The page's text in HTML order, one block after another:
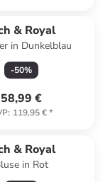
& Royal
in Dunkelblau
-50%
58,99 €
: 119,95 €*
& Royal
in Rot